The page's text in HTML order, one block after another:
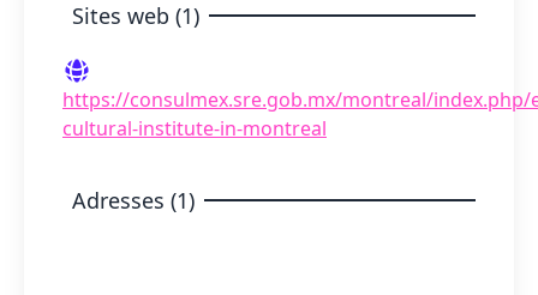
Sites web (1)
https://consulmex.sre.gob.mx/montreal/index.php/
cultural-institute-in-montreal
Adresses (1)